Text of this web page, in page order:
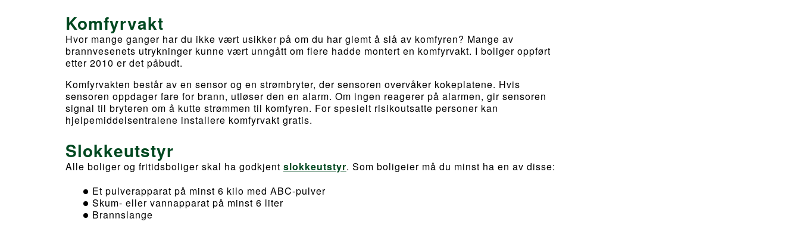
Komfyrvakt
Hvor mange ganger har du ikke vært usikker på om du har glemt å slå av komfyren? Mange av
brannvesenets utrykninger kunne vært unngått om flere hadde montert en komfyrvakt. I boliger oppført
etter 2010 er det påbudt.
Komfyrvakten består av en sensor og en strømbryter, der sensoren overvåker kokeplatene. Hvis
sensoren oppdager fare for brann, utløser den en alarm. Om ingen reagerer på alarmen, gir sensoren
signal til bryteren om å kutte strømmen til komfyren. For spesielt risikoutsatte personer kan
hjelpemiddelsentralene installere komfyrvakt gratis.
Slokkeutstyr
Alle boliger og fritidsboliger skal ha godkjent slokkeutstyr. Som boligeier må du minst ha en av disse:
Et pulverapparat på minst 6 kilo med ABC-pulver
Skum- eller vannapparat på minst 6 liter
Brannslange